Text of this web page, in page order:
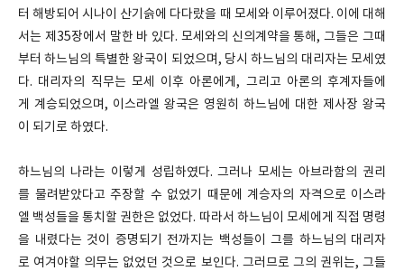
터 해방되어 시나이 산기슭에 다다랐을 때 모세와 이루어졌다. 이에 대해
서는 제35장에서 말한 바 있다. 모세와의 신의계약을 통해, 그들은 그때
부터 하느님의 특별한 왕국이 되었으며, 당시 하느님의 대리자는 모세였
다. 대리자의 직무는 모세 이후 아론에게, 그리고 아론의 후계자들에
게 계승되었으며, 이스라엘 왕국은 영원히 하느님에 대한 제사장 왕국
이 되기로 하였다.
하느님의 나라는 이렇게 성립하였다. 그러나 모세는 아브라함의 권리
를 물려받았다고 주장할 수 없었기 때문에 계승자의 자격으로 이스라
엘 백성들을 통치할 권한은 없었다. 따라서 하느님이 모세에게 직접 명령
을 내렸다는 것이 증명되기 전까지는 백성들이 그를 하느님의 대리자
로 여겨야할 의무는 없었던 것으로 보인다. 그러므로 그의 권위는, 그들